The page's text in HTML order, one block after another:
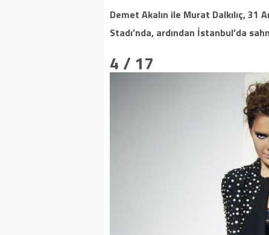
Demet Akalın ile Murat Dalkılıç, 31
Stadı’nda, ardından İstanbul’da
4 / 17